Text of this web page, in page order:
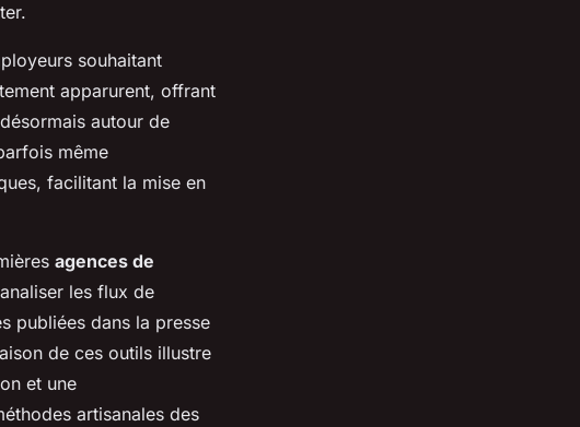
souhaitant
apparurent, offrant
autour de
même
facilitant la mise en
agences de
les flux de
publiées dans la presse
de ces outils illustre
et une
artisanales des